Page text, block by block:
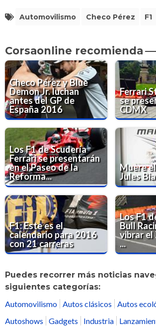
Automovilismo Checo Pérez F1
Corsaonline recomienda
Checo Pérez y Blue
Demon Jr. luchan
antes del GP de
España 2016
Ferrari
se
CDMX
Los F1 de Scudería
Ferrari se presentarán
en el Paseo de la
Reforma...
Muere
Jules
F1: Este es el
calendario para 2016
con 21 carreras
Los F1
Bull
vibrar el
...
Puedes recorrer más noticias
siguientes categorías:
Automovilismo
Autos clásicos
Autos
Autoshows
Gadgets Industria